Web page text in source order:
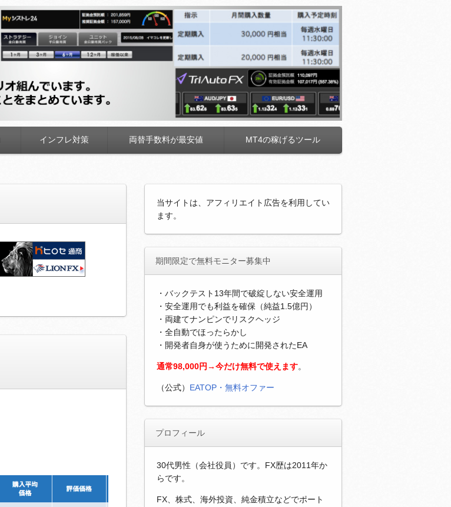
インフレ対策 両替手数料が最安値 MT4の稼げるツール
当サイトは、アフィリエイト広告を利用してい
ます。
期間限定で無料モニター募集中
・バックテスト13年間で破綻しない安全運用
・安全運用でも利益を確保（純益1.5億円）
・両建てナンピンでリスクヘッジ
・全自動でほったらかし
・開発者自身が使うために開発されたEA
通常98,000円→今だけ無料で使えます。
（公式） EATOP・無料オファー
プロフィール
30代男性（会社役員）です。FX歴は2011年か
らです。
FX、株式、海外投資、純金積立などでポート